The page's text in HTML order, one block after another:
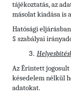
tájékoztatás, az
másolat kiadása is
Hatósági
§ szabályai
Az Érintett jogosult
késedelem nélkül
adatokat.